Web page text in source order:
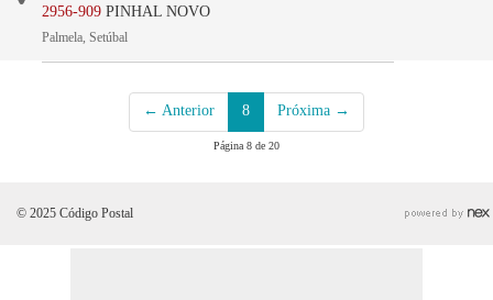
2956-909 PINHAL NOVO
Palmela, Setúbal
← Anterior 8 Próxima →
Página 8 de 20
© 2025 Código Postal